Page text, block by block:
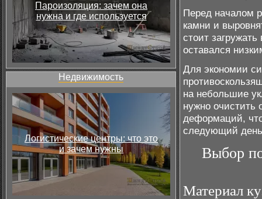
Пароизоляция: зачем она
нужна и где используется
Недвижимость
Логистические центры: что это
и зачем нужны
Перед началом
камни и
стоит
оставался
Для экономии
на небольшие
нужно очистить
деформаций,
следующий
Выбор
Материал